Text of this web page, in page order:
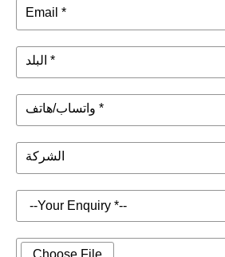
Email *
البلد *
واتساب/هاتف *
الشركة